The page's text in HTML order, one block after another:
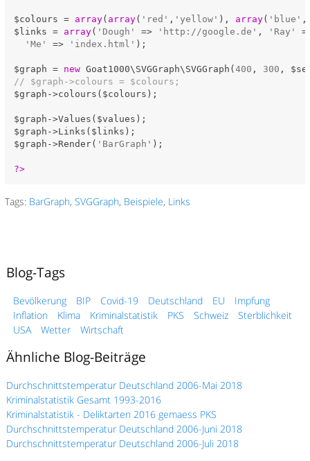
$colours = array( array( 'red' , 'yellow' ), array( 'blue' ,
$links = array( 'Dough' => 'http://google.de' , 'Ray'
'Me'
=> 'index.html' );
$graph = new Goat1000\SVGGraph\SVGGraph(400 , 300
// $graph->colours = $colours;
$graph->colours($colours);
$graph->Values($values);
$graph->Links($links);
$graph->Render( 'BarGraph' );
?>
Tags: BarGraph,SVGGraph, Beispiele, Links
Blog-Tags
Bevölkerung BIP Covid-19 Deutschland EU
Impfung
Inflation
Klima Kriminalstatistik PKS Schweiz
Sterblichkeit
USA
Wetter Wirtschaft
Ähnliche Blog-Beiträge
Durchschnittstemperatur Deutschland 2006-Mai 2018
Kriminalstatistik Gesamt 1993-2016
Kriminalstatistik - Deliktarten 2016 gemaess PKS
Durchschnittstemperatur Deutschland 2006-Juni 2018
Durchschnittstemperatur Deutschland 2006-Juli 2018